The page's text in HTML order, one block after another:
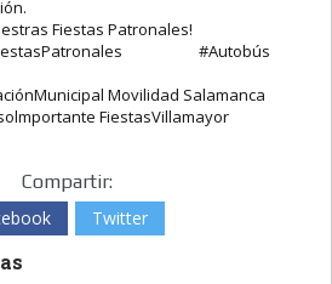
Fiestas Patronales!
#Autobús
Movilidad Salamanca
FiestasVillamayor
Compartir:
Twitter